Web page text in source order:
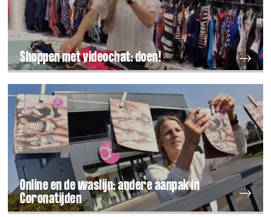
Shoppen met videochat: doen!
Online en de waslijn: andere aanpak in
Coronatijden